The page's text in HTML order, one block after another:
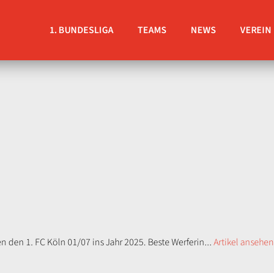
1. BUNDESLIGA TEAMS NEWS VEREIN
den 1. FC Köln 01/07 ins Jahr 2025. Beste Werferin...Artikel ansehen